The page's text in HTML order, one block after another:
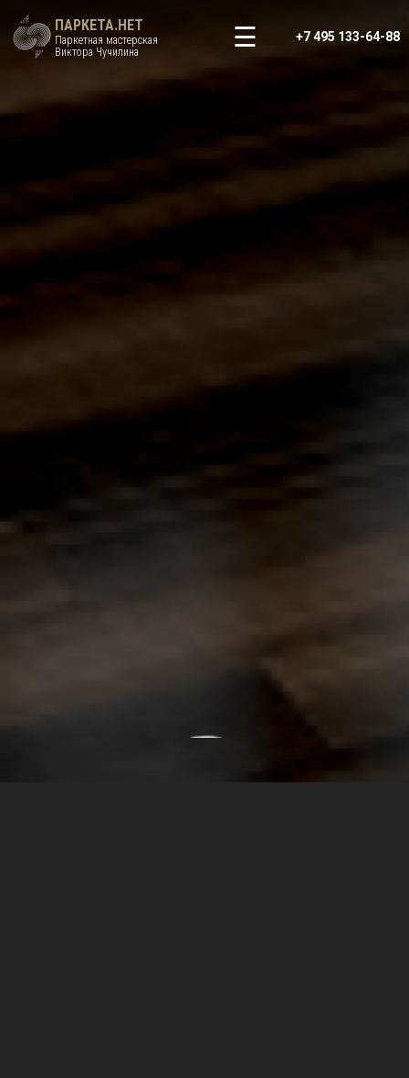
ПАРКЕТА.НЕТ
Паркетная мастерская
Виктора Чучилина
+7 495 133-64-88